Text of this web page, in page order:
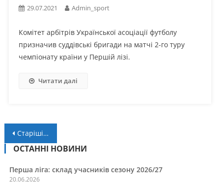
29.07.2021 Admin_sport
Комітет арбітрів Української асоціації футболу
призначив суддівські бригади на матчі 2-го туру
чемпіонату країни у Першій лізі.
Читати далі
Навігація
за
записами
Старіші записи
ОСТАННІ НОВИНИ
Перша ліга: склад учасників сезону 2026/27
20.06.2026